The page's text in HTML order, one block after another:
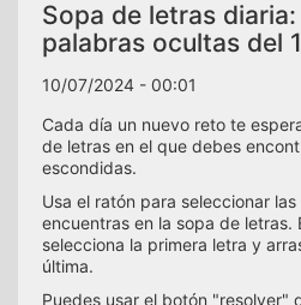
Sopa de letras
palabras ocultas del
10/07/2024 - 00:01
Cada día un nuevo reto te
de letras en el que debes
escondidas.
Usa el ratón para seleccionar
encuentras en la sopa de letras.
selecciona la primera letra y
última.
Puedes usar el botón "resolver"